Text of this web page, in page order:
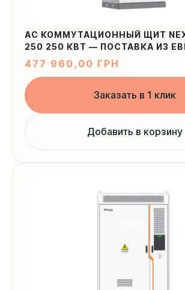
AC КОММУТАЦИОННЫЙ ЩИТ
250 250 КВТ — ПОСТАВКА ИЗ
477 960,00 ГРН
Заказать в 1 клик
Добавить в корзину